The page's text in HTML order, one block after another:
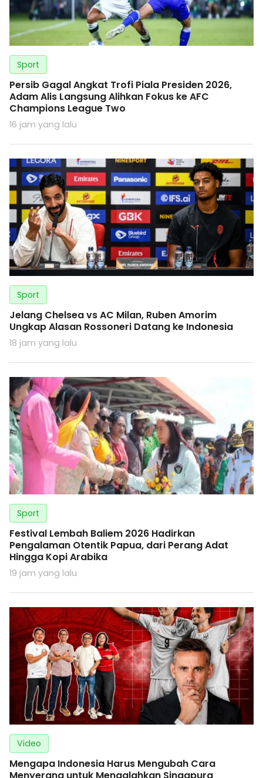
Sport
Persib Gagal Angkat Trofi Piala Presiden 2026,
Adam Alis Langsung Alihkan Fokus ke AFC
Champions League Two
16 jam yang lalu
Sport
Jelang Chelsea vs AC Milan, Ruben Amorim
Ungkap Alasan Rossoneri Datang ke Indonesia
18 jam yang lalu
Sport
Festival Lembah Baliem 2026 Hadirkan
Pengalaman Otentik Papua, dari Perang Adat
Hingga Kopi Arabika
19 jam yang lalu
Video
Mengapa Indonesia Harus Mengubah Cara